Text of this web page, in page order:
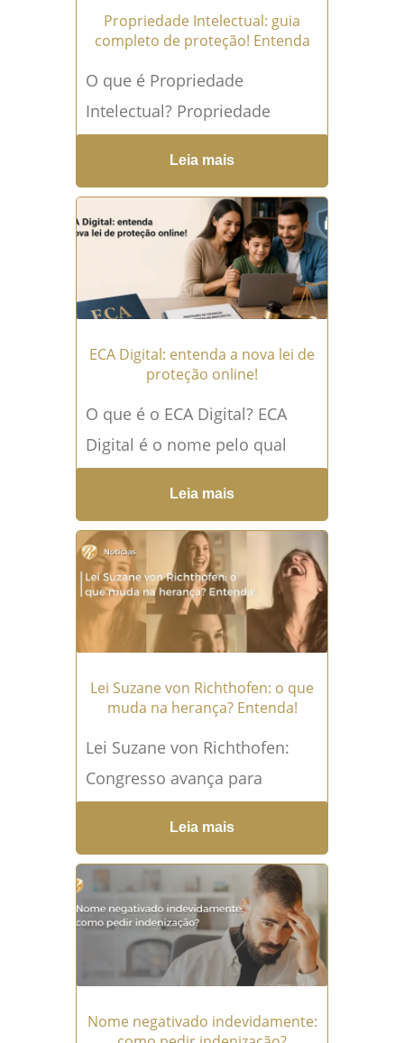
Propriedade Intelectual: guia
completo de proteção! Entenda
O que é Propriedade
Intelectual? Propriedade
Intelectual é o conjunto de
direitos destinados a proteger
criações da mente humana,
como marcas, invenções,...
Leia mais
ECA Digital: entenda a nova lei de
proteção online!
O que é o ECA Digital? ECA
Digital é o nome pelo qual
ficou conhecida a Lei nº
15.211/2025, norma criada
para...Leia mais →
Leia mais
Lei Suzane von Richthofen: o que
muda na herança? Entenda!
Lei Suzane von Richthofen:
Congresso avança para
impedir herança de
condenados por assassinato
familiar A Lei Suzane von
Richthofen voltou ao centro...
Leia mais →
Leia mais
Nome negativado indevidamente: